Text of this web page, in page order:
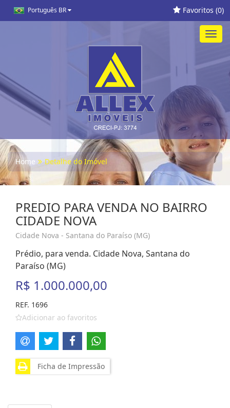
Português BR Favoritos (0)
Home Detalhe do Imóvel
PREDIO PARA VENDA NO BAIRRO
CIDADE NOVA
Cidade Nova - Santana do Paraíso (MG)
Prédio, para venda. Cidade Nova, Santana do
Paraíso (MG)
R$ 1.000.000,00
REF. 1696
Adicionar ao favoritos
Ficha de Impressão